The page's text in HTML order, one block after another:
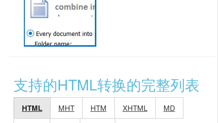
支持的HTML转换的完整列表
HTML MHT HTM XHTML MD